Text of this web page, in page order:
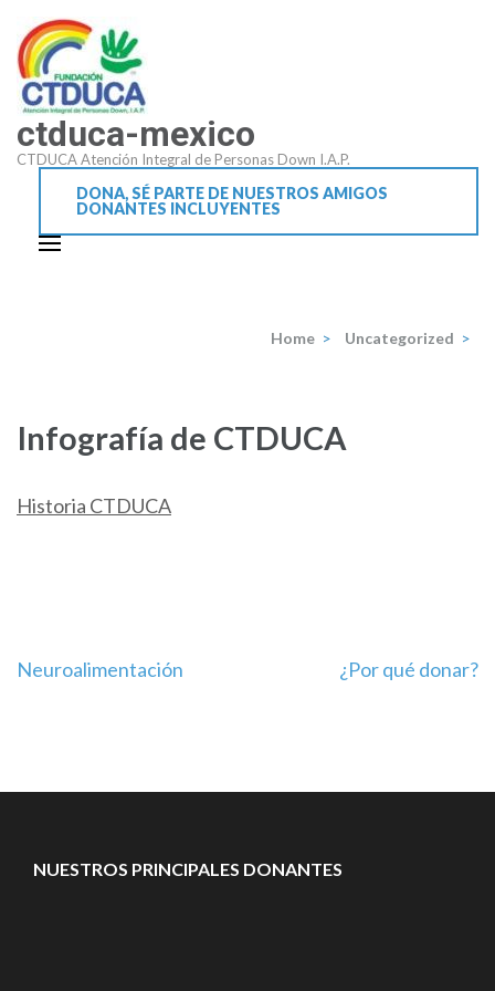
contenido
(presiona
tecla
ctduca-mexico
CTDUCA Atención Integral de Personas Down I.A.P.
DONA, SÉ PARTE DE NUESTROS AMIGOS
DONANTES INCLUYENTES
Home > Uncategorized >
Infografía de CTDUCA
Historia CTDUCA
Navegación
Neuroalimentación ¿Por qué donar?
NUESTROS PRINCIPALES DONANTES